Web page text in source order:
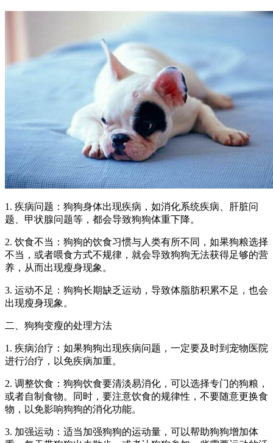
1. 疾病问题：狗狗身体出现疾病，如消化系统疾病、肝脏问
题、甲状腺问题等，都会导致狗狗体重下降。
2. 饮食不当：狗狗的饮食习惯与人类有所不同，如果狗粮选择
不当，或者喂食方式不规律，就会导致狗狗无法获得足够的营
养，从而出现瘦身现象。
3. 运动不足：狗狗长期缺乏运动，导致体脂肪积累不足，也会
出现瘦身现象。
二、狗狗变瘦的处理方法
1. 疾病治疗：如果狗狗出现疾病问题，一定要及时到宠物医院
进行治疗，以免疾病加重。
2. 调整饮食：狗狗饮食要清淡易消化，可以选择专门的狗粮，
或者自制食物。同时，要注意饮食的规律性，不要随意更换食
物，以免影响狗狗的消化功能。
3. 加强运动：适当加强狗狗的运动量，可以帮助狗狗增加体